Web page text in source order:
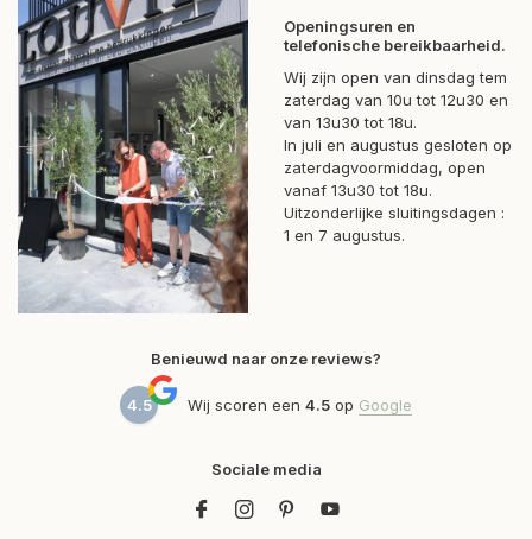
Openingsuren en
telefonische bereikbaarheid.
Wij zijn open van dinsdag tem
zaterdag van 10u tot 12u30 en
van 13u30 tot 18u.
In juli en augustus gesloten op
zaterdagvoormiddag, open
vanaf 13u30 tot 18u.
Uitzonderlijke sluitingsdagen :
1 en 7 augustus.
Benieuwd naar onze reviews?
4.5 Wij scoren een 4.5 op Google
Sociale media